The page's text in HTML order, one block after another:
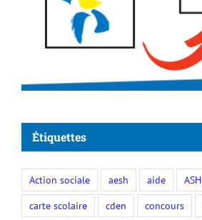
Étiquettes
Action sociale aesh aide ASH
carte scolaire
cden concours